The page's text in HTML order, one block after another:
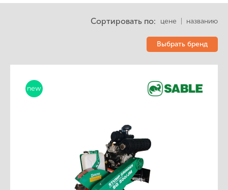
Сортировать по: цене названию
Выбрать бренд
new